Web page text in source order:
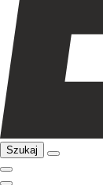
Szukaj